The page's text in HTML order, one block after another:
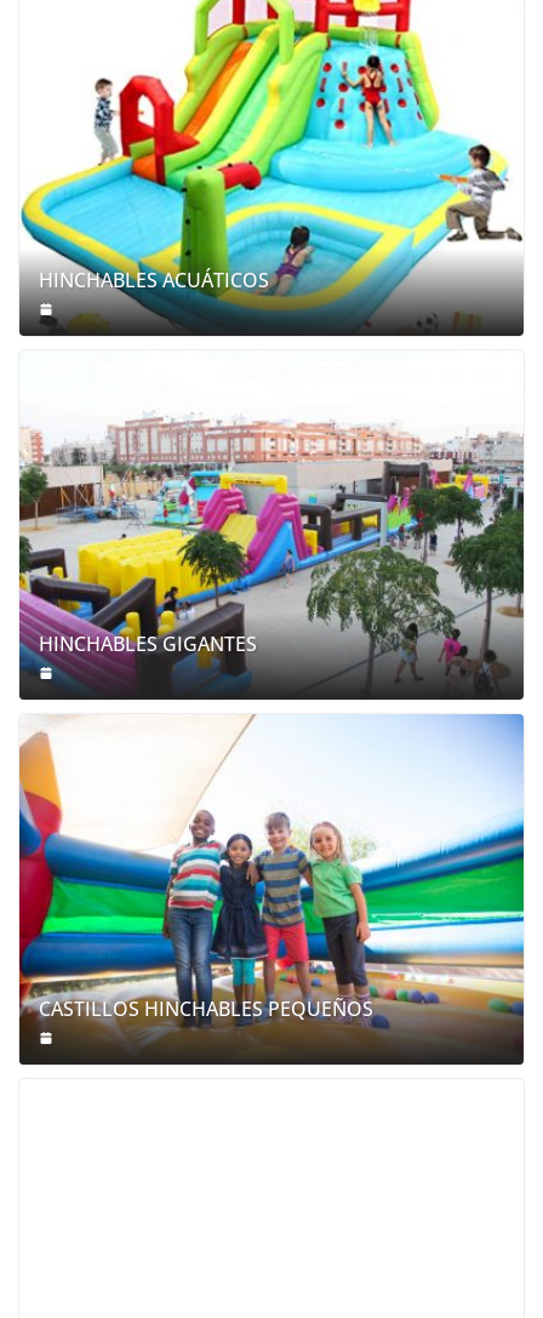
HINCHABLES ACUÁTICOS
HINCHABLES GIGANTES
CASTILLOS HINCHABLES PEQUEÑOS